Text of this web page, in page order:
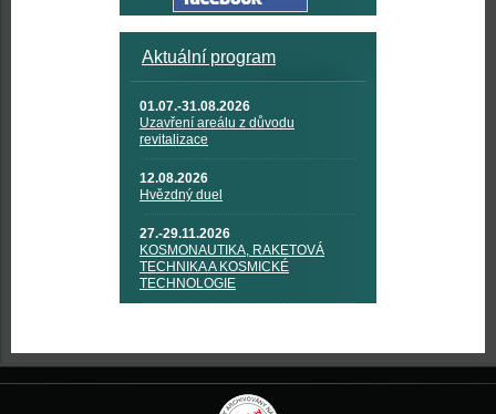
Aktuální program
01.07.-31.08.2026
Uzavření areálu z důvodu
revitalizace
12.08.2026
Hvězdný duel
27.-29.11.2026
KOSMONAUTIKA, RAKETOVÁ
TECHNIKA A KOSMICKÉ
TECHNOLOGIE